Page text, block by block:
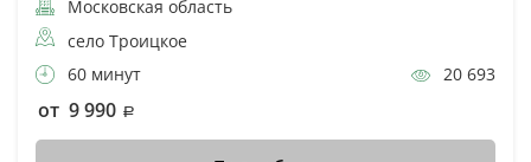
Московская область
село Троицкое
60 минут
20 693
от 9 990